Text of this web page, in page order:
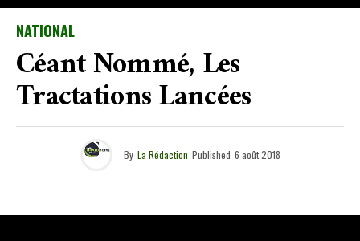
NATIONAL
Céant Nommé, Les
Tractations Lancées
By La Rédaction Published 6 août 2018